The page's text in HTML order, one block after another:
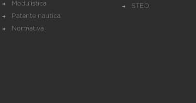
Modulistica
Patente nautica
Normativa
STED